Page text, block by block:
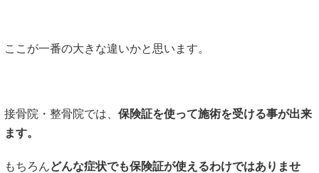
ここが一番の大きな違いかと思います。
接骨院・整骨院では、 保険証を使って施術を受ける事が出来
ます。
もちろんどんな症状でも保険証が使えるわけではありませ